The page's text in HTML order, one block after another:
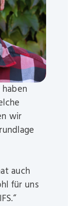
wir
auch
für uns